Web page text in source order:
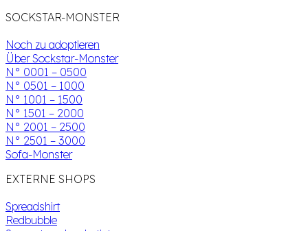
SOCKSTAR-MONSTER
Noch zu adoptieren
Über Sockstar-Monster
N° 0001 – 0500
N° 0501 – 1000
N° 1001 – 1500
N° 1501 – 2000
N° 2001 – 2500
N° 2501 – 3000
Sofa-Monster
EXTERNE SHOPS
Spreadshirt
Redbubble